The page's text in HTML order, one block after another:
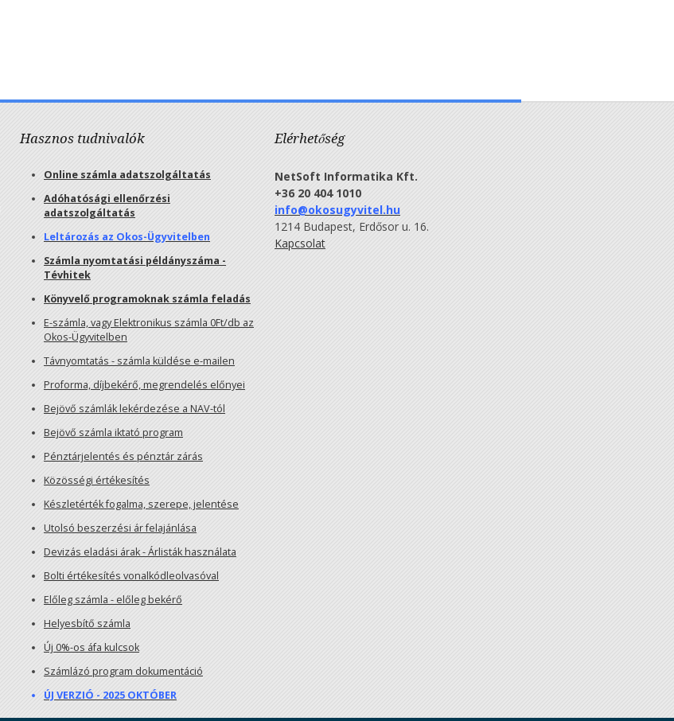
Hasznos tudnivalók
Online számla adatszolgáltatás
Adóhatósági ellenőrzési
adatszolgáltatás
Leltározás az Okos-Ügyvitelben
Számla nyomtatási példányszáma -
Tévhitek
Könyvelő programoknak számla feladás
E-számla, vagy Elektronikus számla 0Ft/db az
Okos-Ügyvitelben
Távnyomtatás - számla küldése e-mailen
Proforma, díjbekérő, megrendelés előnyei
Bejövő számlák lekérdezése a NAV-tól
Bejövő számla iktató program
Pénztárjelentés és pénztár zárás
Közösségi értékesítés
Készletérték fogalma, szerepe, jelentése
Utolsó beszerzési ár felajánlása
Devizás eladási árak - Árlisták használata
Bolti értékesítés vonalkódleolvasóval
Előleg számla - előleg bekérő
Helyesbítő számla
Új 0%-os áfa kulcsok
Számlázó program dokumentáció
ÚJ VERZIÓ - 2025 OKTÓBER
Elérhetőség
NetSoft Informatika Kft.
+36 20 404 1010
info@okosugyvitel.hu
1214 Budapest, Erdősor u. 16.
Kapcsolat